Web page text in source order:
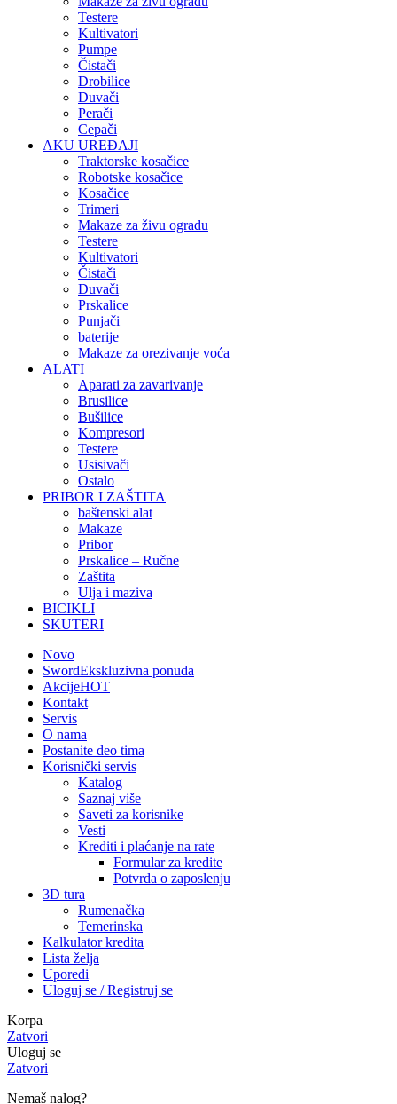
Testere
Kultivatori
Pumpe
Čistači
Drobilice
Duvači
Perači
Cepači
AKU UREĐAJI
Traktorske kosačice
Robotske kosačice
Kosačice
Trimeri
Makaze za živu ogradu
Testere
Kultivatori
Čistači
Duvači
Prskalice
Punjači
baterije
Makaze za orezivanje voća
ALATI
Aparati za zavarivanje
Brusilice
Bušilice
Kompresori
Testere
Usisivači
Ostalo
PRIBOR I ZAŠTITA
baštenski alat
Makaze
Pribor
Prskalice – Ručne
Zaštita
Ulja i maziva
BICIKLI
SKUTERI
Novo
SwordEkskluzivna ponuda
AkcijeHOT
Kontakt
Servis
O nama
Postanite deo tima
Korisnički servis
Katalog
Saznaj više
Saveti za korisnike
Vesti
Krediti i plaćanje na rate
Formular za kredite
Potvrda o zaposlenju
3D tura
Rumenačka
Temerinska
Kalkulator kredita
Lista želja
Uporedi
Uloguj se / Registruj se
Korpa
Zatvori
Uloguj se
Zatvori
Nemaš nalog?